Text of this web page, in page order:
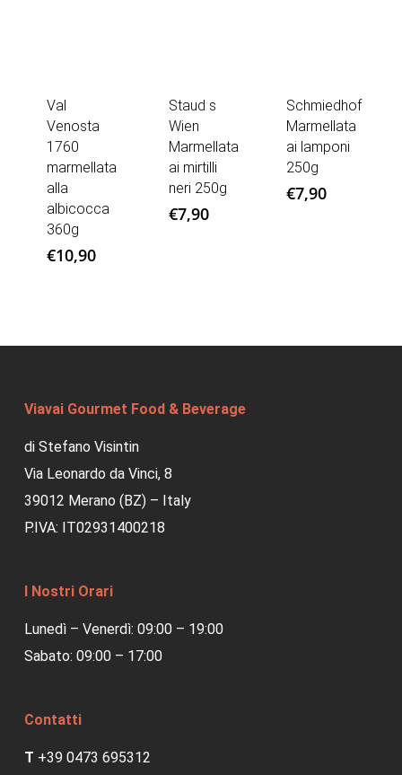
Val
Venosta
1760
marmellata
alla
albicocca
360g
€10,90
Staud s
Wien
Marmellata
ai mirtilli
neri 250g
€7,90
Schmiedhof
Marmellata
ai lamponi
250g
€7,90
Viavai Gourmet Food & Beverage
di Stefano Visintin
Via Leonardo da Vinci, 8
39012 Merano (BZ) – Italy
P.IVA: IT02931400218
I Nostri Orari
Lunedì – Venerdì: 09:00 – 19:00
Sabato: 09:00 – 17:00
Contatti
T +39 0473 695312